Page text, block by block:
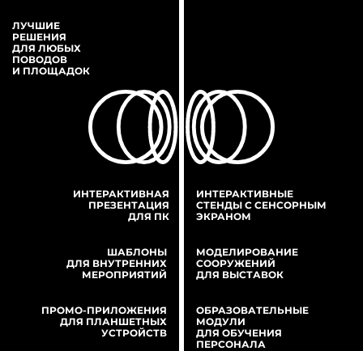
ПРОМО-ПРИЛОЖЕНИЯ
ДЛЯ ПЛАНШЕТНЫХ
УСТРОЙСТВ
ШАБЛОНЫ
ДЛЯ ВНУТРЕННИХ
МЕРОПРИЯТИЙ
ИНТЕРАКТИВНАЯ
ПРЕЗЕНТАЦИЯ
ДЛЯ ПК
ОБРАЗОВАТЕЛЬНЫЕ
МОДУЛИ
ДЛЯ ОБУЧЕНИЯ
ПЕРСОНАЛА
МОДЕЛИРОВАНИЕ
СООРУЖЕНИЙ
ДЛЯ ВЫСТАВОК
ИНТЕРАКТИВНЫЕ
СТЕНДЫ С СЕНСОРНЫМ
ЭКРАНОМ
ЛУЧШИЕ
РЕШЕНИЯ
ДЛЯ ЛЮБЫХ
ПОВОДОВ
И ПЛОЩАДОК